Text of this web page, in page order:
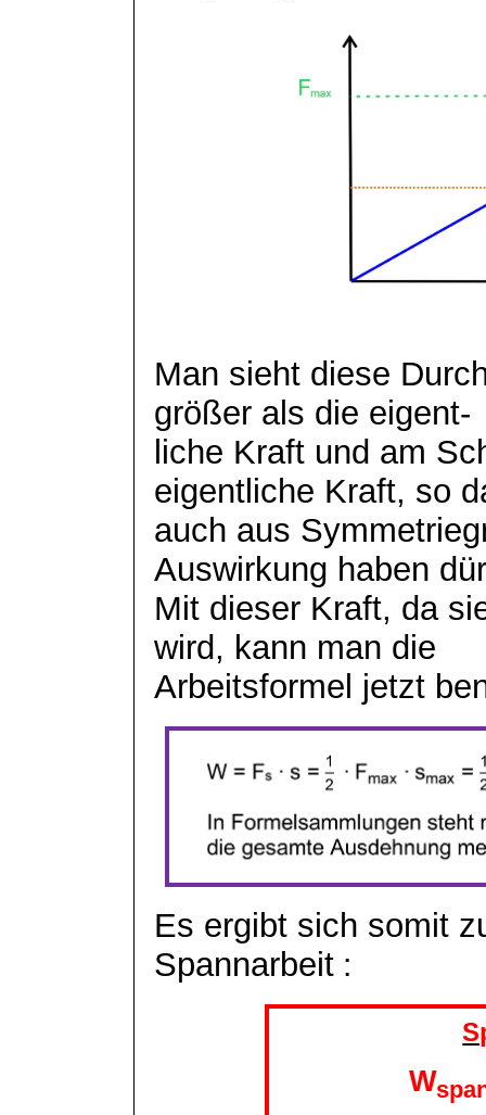
Man sieht diese
größer als die eigent-
liche Kraft und am
eigentliche Kraft, so
auch aus
Auswirkung haben
Mit dieser Kraft, da
wird, kann man die
Arbeitsformel jetzt
Es ergibt sich somit
Spannarbeit :
W